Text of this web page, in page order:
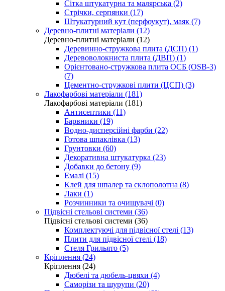
Сітка штукатурна та малярська (2)
Стрічки, серпянки (17)
Штукатурний кут (перфоукут), маяк (7)
Деревно-плитні матеріали (12)
Деревно-плитні матеріали (12)
Деревинно-стружкова плита (ДСП) (1)
Деревоволокниста плита (ДВП) (1)
Орієнтовано-стружкова плита ОСБ (OSB-3)
(7)
Цементно-стружкові плити (ЦСП) (3)
Лакофарбові матеріали (181)
Лакофарбові матеріали (181)
Антисептики (11)
Барвники (19)
Водно-дисперсійні фарби (22)
Готова шпаклівка (13)
Грунтовки (60)
Декоративна штукатурка (23)
Добавки до бетону (9)
Емалі (15)
Клей для шпалер та склополотна (8)
Лаки (1)
Розчинники та очищувачі (0)
Підвісні стельові системи (36)
Підвісні стельові системи (36)
Комплектуючі для підвісної стелі (13)
Плити для підвісної стелі (18)
Стеля Грильято (5)
Кріплення (24)
Кріплення (24)
Дюбелі та дюбель-цвяхи (4)
Саморізи та шурупи (20)